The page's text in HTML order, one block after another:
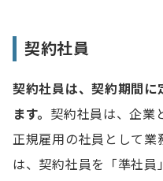
フリーランスと契約する
契約社員と契約するとき
フリーランスと契約社員
Q.フリーランスと契約
契約社員
契約社員は、契約期間に
ます。 契約社員は、企業
正規雇用の社員として業
は、契約社員を「準社員